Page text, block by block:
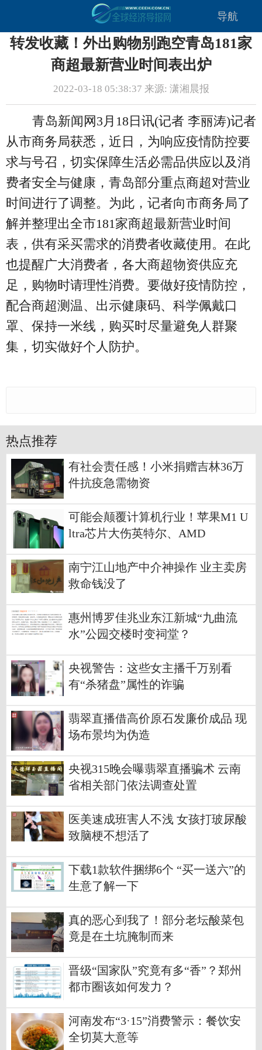
导航
转发收藏！外出购物别跑空青岛181家
商超最新营业时间表出炉
2022-03-18 05:38:37 来源: 潇湘晨报
青岛新闻网3月18日讯(记者 李丽涛)记者
从市商务局获悉，近日，为响应疫情防控要
求与号召，切实保障生活必需品供应以及消
费者安全与健康，青岛部分重点商超对营业
时间进行了调整。为此，记者向市商务局了
解并整理出全市181家商超最新营业时间
表，供有采买需求的消费者收藏使用。在此
也提醒广大消费者，各大商超物资供应充
足，购物时请理性消费。要做好疫情防控，
配合商超测温、出示健康码、科学佩戴口
罩、保持一米线，购买时尽量避免人群聚
集，切实做好个人防护。
热点推荐
有社会责任感！小米捐赠吉林36万
件抗疫急需物资
可能会颠覆计算机行业！苹果M1 U
ltra芯片大伤英特尔、AMD
南宁江山地产中介神操作 业主卖房
救命钱没了
惠州博罗佳兆业东江新城“九曲流
水”公园交楼时变祠堂？
央视警告：这些女主播千万别看
有“杀猪盘”属性的诈骗
翡翠直播借高价原石发廉价成品 现
场布景均为伪造
央视315晚会曝翡翠直播骗术 云南
省相关部门依法调查处置
医美速成班害人不浅 女孩打玻尿酸
致脑梗不想活了
下载1款软件捆绑6个 “买一送六”的
生意了解一下
真的恶心到我了！部分老坛酸菜包
竟是在土坑腌制而来
晋级“国家队”究竟有多“香”？郑州
都市圈该如何发力？
河南发布“3·15”消费警示：餐饮安
全切莫大意等